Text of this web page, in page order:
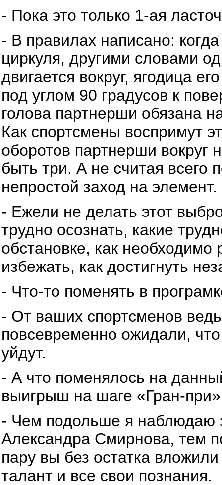
- Пока это только 1-ая
- В правилах написано:
циркуля, другими словами
двигается вокруг, ягодица
под углом 90 градусов к
голова партнерши обязана
Как спортсмены воспримут
оборотов партнерши вокруг
быть три. А не считая всего
непростой заход на элемент.
- Ежели не делать этот
трудно осознать, какие
обстановке, как необходимо
избежать, как достигнуть
- Что-то поменять в
- От ваших спортсменов
повсевременно ожидали, что
уйдут.
- А что поменялось на
выигрыш на шаге «Гран-
- Чем подольше я наблюдаю
Александра Смирнова, тем
пару вы без остатка
талант и все свои познания.